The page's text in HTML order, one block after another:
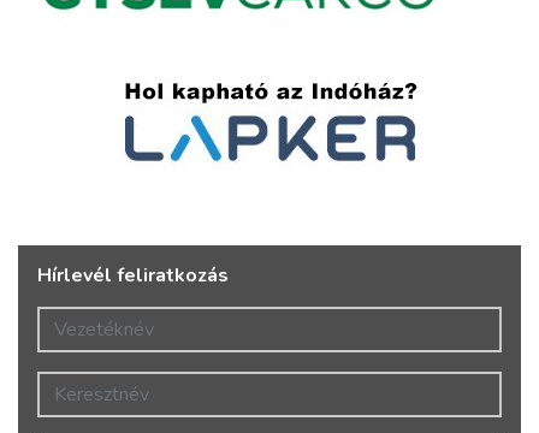
Hírlevél feliratkozás
Vezetéknév
Keresztnév